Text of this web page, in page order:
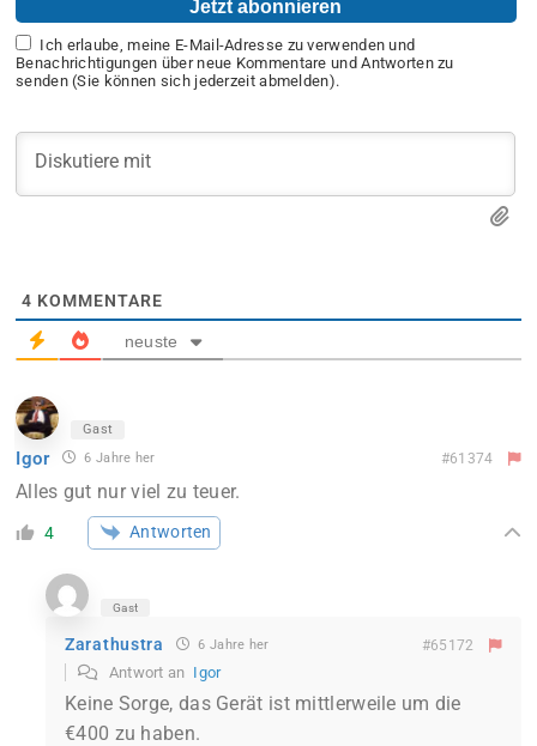
Ich erlaube, meine E-Mail-Adresse zu verwenden und
Benachrichtigungen über neue Kommentare und Antworten zu
senden (Sie können sich jederzeit abmelden).
4 KOMMENTARE
neuste
Gast
Igor 6 Jahre her #61374
Alles gut nur viel zu teuer.
4 Antworten
Gast
Zarathustra 6 Jahre her #65172
Antwort an Igor
Keine Sorge, das Gerät ist mittlerweile um die
€400 zu haben.